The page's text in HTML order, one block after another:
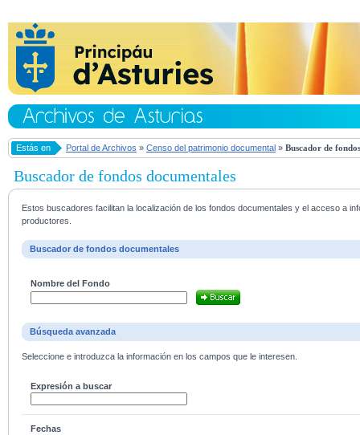
Estás en Portal de Archivos » Censo del patrimonio documental » Buscador de
Buscador de fondos documentales
Estos buscadores facilitan la localización de los fondos documentales y el acceso a
productores.
Buscador de fondos documentales
Nombre del Fondo
Búsqueda avanzada
Seleccione e introduzca la información en los campos que le interesen.
Expresión a buscar
Fechas